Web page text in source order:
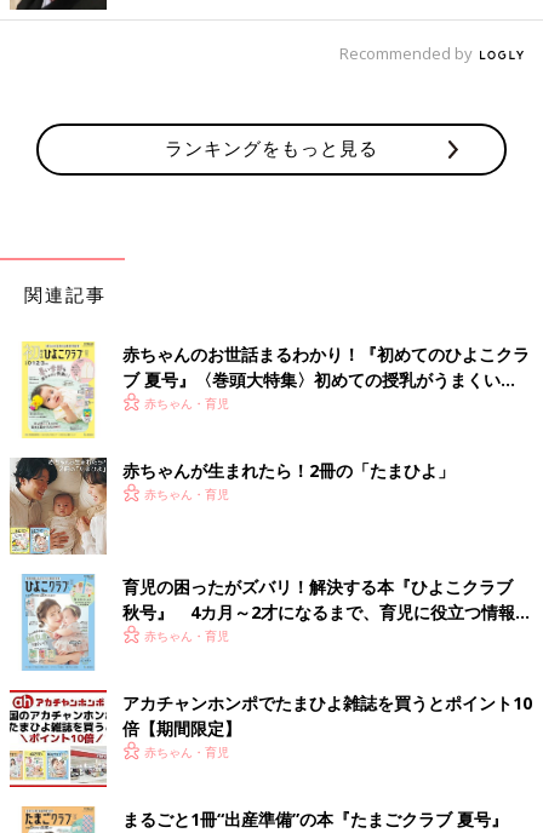
Recommended by
ランキングをもっと見る
関連記事
赤ちゃんのお世話まるわかり！『初めてのひよこクラ
ブ 夏号』〈巻頭大特集〉初めての授乳がうまくい
く！ おっぱい・ミルクの基本と夏のトラブル 解決テ
赤ちゃん・育児
赤ちゃんが生まれたら！2冊の「たまひよ」
赤ちゃん・育児
育児の困ったがズバリ！解決する本『ひよこクラブ
秋号』 4カ月～2才になるまで、育児に役立つ情報が
いっぱい！
赤ちゃん・育児
アカチャンホンポでたまひよ雑誌を買うとポイント10
倍【期間限定】
赤ちゃん・育児
まるごと1冊“出産準備”の本『たまごクラブ 夏号』